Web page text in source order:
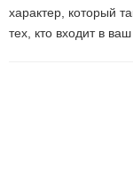
характер, который
тех, кто входит в